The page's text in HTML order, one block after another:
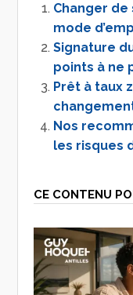
Changer
mode
Signature
points à ne
Prêt à taux
Nos
les risques
CE CONTENU